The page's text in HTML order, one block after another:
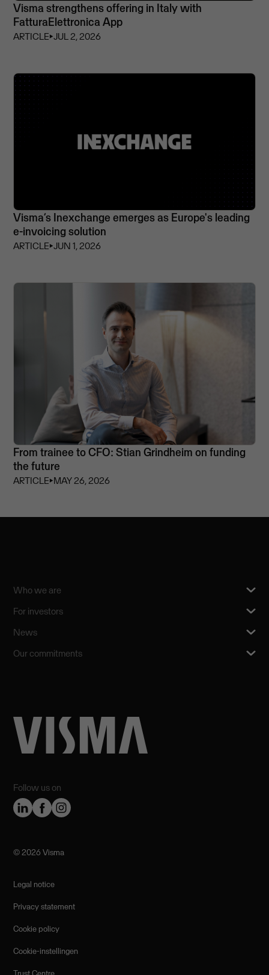
Visma strengthens offering in Italy with
FatturaElettronica App
ARTICLE⏵JUL 2, 2026
Visma’s Inexchange emerges as Europe's leading
e-invoicing solution
ARTICLE⏵JUN 1, 2026
From trainee to CFO: Stian Grindheim on funding
the future
ARTICLE⏵MAY 26, 2026
Follow us on
Who we are
For investors
News
Our commitments
©️ 2026 Visma
Legal notice
Privacy statement
Cookie policy
Cookie-instellingen